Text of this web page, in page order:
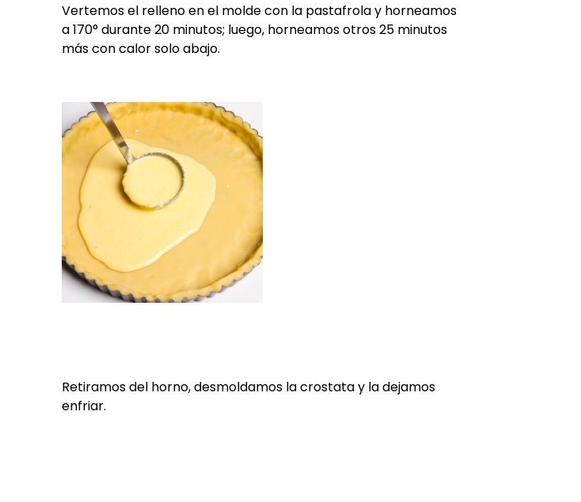
Vertemos el relleno en el molde con la pastafrola y horneamos
a 170° durante 20 minutos; luego, horneamos otros 25 minutos
más con calor solo abajo.
Retiramos del horno, desmoldamos la crostata y la dejamos
enfriar.